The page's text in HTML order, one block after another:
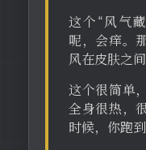
这个“风气
呢，会痒。
风在皮肤之
这个很简单
全身很热，
时候，你跑